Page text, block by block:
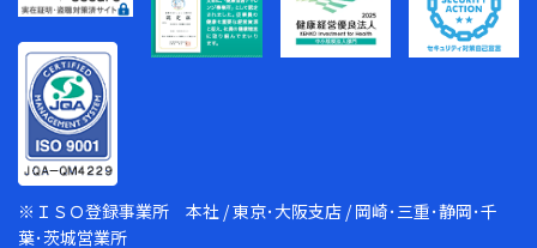
※ＩＳＯ登録事業所 本社 / 東京･大阪支店 / 岡崎･三重･静岡･千
葉･茨城営業所